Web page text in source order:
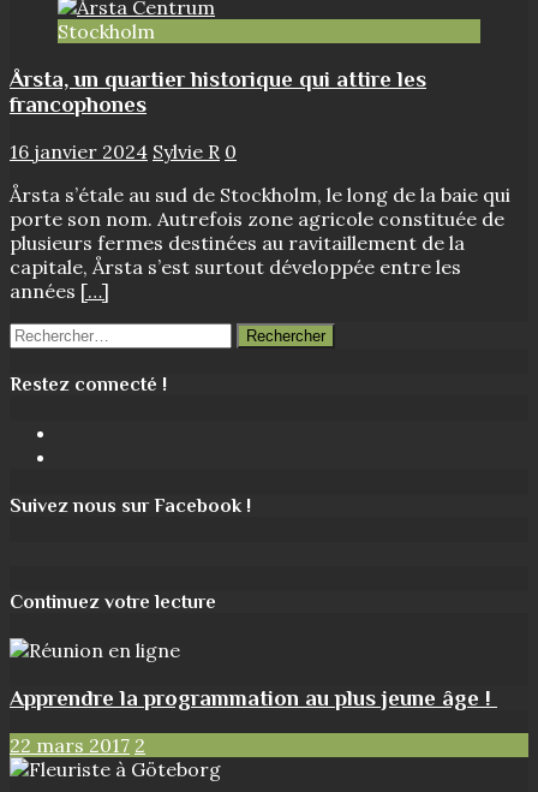
Stockholm
Årsta, un quartier historique qui attire les
francophones
16 janvier 2024 Sylvie R 0
Årsta s’étale au sud de Stockholm, le long de la baie qui
porte son nom. Autrefois zone agricole constituée de
plusieurs fermes destinées au ravitaillement de la
capitale, Årsta s’est surtout développée entre les
années […]
Rechercher :
Restez connecté !
Suivez nous sur Facebook !
Continuez votre lecture
Apprendre la programmation au plus jeune âge !
22 mars 2017 2